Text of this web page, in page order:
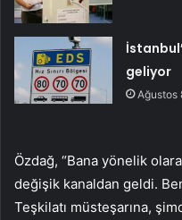
geliyor
Ağustos
Özdağ, “Bana yönelik
değişik kanaldan geldi.
Teşkilatı müsteşarına,